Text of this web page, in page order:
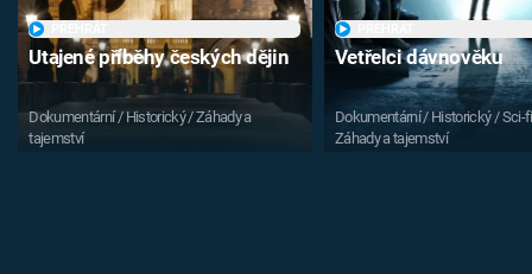
Utajené příběhy českých dějin
Dokumentární / Historický / Záhady a
tajemství
Vetřelci dávnověku
Dokumentární / Historický / Sci-
Záhady a tajemství